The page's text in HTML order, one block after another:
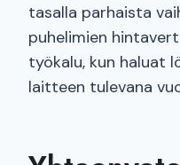
tasalla parhaista
puhelimien
työkalu, kun haluat
laitteen tulevana